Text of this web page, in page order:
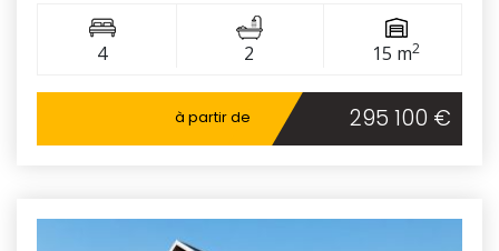
4 2 15 m2
à partir de 295 100 €